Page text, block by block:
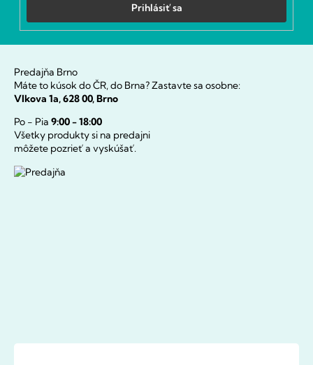
Prihlásiť sa
Predajňa Brno
Máte to kúsok do ČR, do Brna? Zastavte sa osobne:
Vlkova 1a, 628 00, Brno
Po - Pia 9:00 - 18:00
Všetky produkty si na predajni
môžete pozrieť a vyskúšať.